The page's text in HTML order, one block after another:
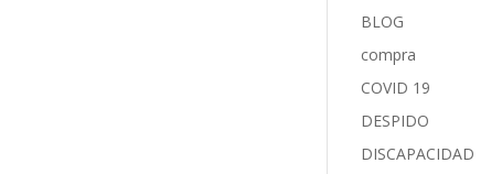
BLOG
compra
COVID 19
DESPIDO
DISCAPACIDAD